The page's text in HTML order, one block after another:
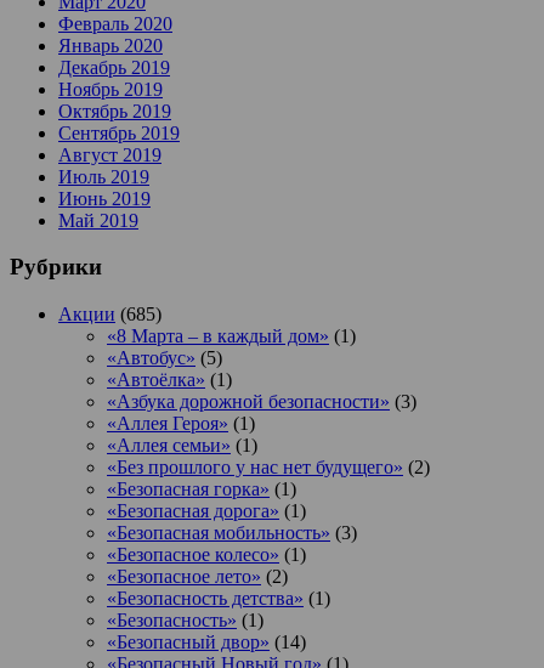
Февраль 2020
Январь 2020
Декабрь 2019
Ноябрь 2019
Октябрь 2019
Сентябрь 2019
Август 2019
Июль 2019
Июнь 2019
Май 2019
Рубрики
Акции (685)
«8 Марта – в каждый дом» (1)
«Автобус» (5)
«Автоёлка» (1)
«Азбука дорожной безопасности» (3)
«Аллея Героя» (1)
«Аллея семьи» (1)
«Без прошлого у нас нет будущего» (2)
«Безопасная горка» (1)
«Безопасная дорога» (1)
«Безопасная мобильность» (3)
«Безопасное колесо» (1)
«Безопасное лето» (2)
«Безопасность детства» (1)
«Безопасность» (1)
«Безопасный двор» (14)